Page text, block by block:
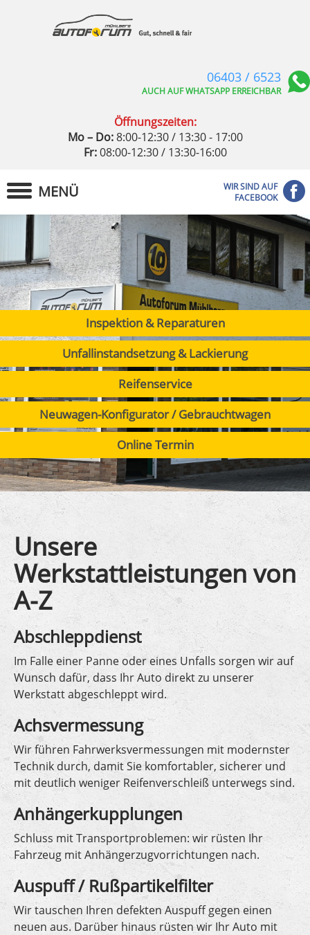
06403 / 6523
AUCH AUF WHATSAPP ERREICHBAR
Öffnungszeiten:
Mo – Do:8:00-12:30 / 13:30 - 17:00
Fr:08:00-12:30 / 13:30-16:00
MENÜ
WIR SIND AUF
FACEBOOK
Inspektion & Reparaturen
Unfallinstandsetzung & Lackierung
Reifenservice
Neuwagen-Konfigurator / Gebrauchtwagen
Online Termin
Unsere
Werkstattleistungen von
A-Z
Abschleppdienst
Im Falle einer Panne oder eines Unfalls sorgen wir auf
Wunsch dafür, dass Ihr Auto direkt zu unserer
Werkstatt abgeschleppt wird.
Achsvermessung
Wir führen Fahrwerksvermessungen mit modernster
Technik durch, damit Sie komfortabler, sicherer und
mit deutlich weniger Reifenverschleiß unterwegs sind.
Anhängerkupplungen
Schluss mit Transportproblemen: wir rüsten Ihr
Fahrzeug mit Anhängerzugvorrichtungen nach.
Auspuff / Rußpartikelfilter
Wir tauschen Ihren defekten Auspuff gegen einen
neuen aus. Darüber hinaus rüsten wir Ihr Auto mit